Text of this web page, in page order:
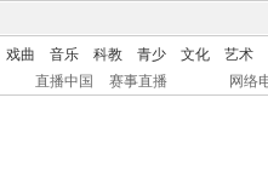
戏曲 音乐 科教 青少 文化
艺术
直播中国 赛事直播 网络